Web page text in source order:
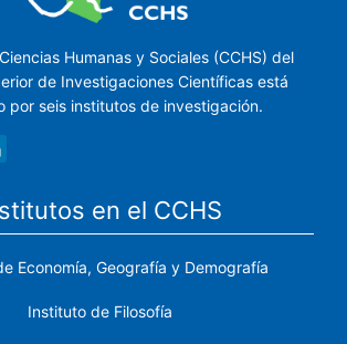
Humanas y Sociales (CCHS) del
de Investigaciones Científicas está
por seis institutos de investigación.
en el CCHS
Economía, Geografía y Demografía
Instituto de Filosofía